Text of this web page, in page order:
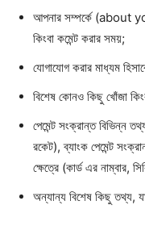
আপনার সম্পর্কে (about
কিংবা কমেন্ট করার সময়;
যোগাযোগ করার মাধ্যম
বিশেষ কোনও কিছু খোঁজা
পেমেন্ট সংক্রান্ত বিভিন্ন
রকেট), ব্যাংক পেমেন্ট
ক্ষেত্রে (কার্ড এর নাম্বার,
অন্যান্য বিশেষ কিছু তথ্য,